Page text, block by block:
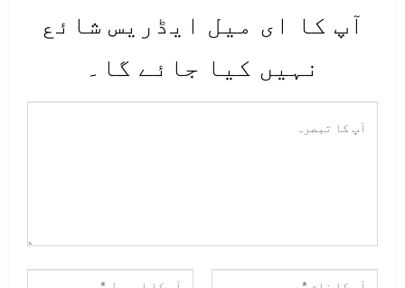
آپ کا ای میل ایڈریس شائع
نہیں کیا جائے گا۔